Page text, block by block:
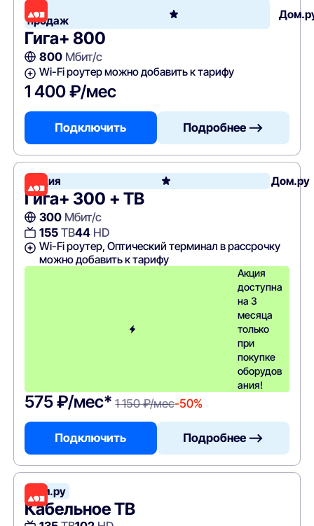
Хит
продаж
Гига+ 800
800Мбит/с
Wi-Fi роутер можно добавить к тарифу
1 400 ₽/мес
Подключить Подробнее —>
Акция Дом.ру
Гига+ 300 + ТВ
300Мбит/с
155ТВ44HD
Wi-Fi роутер, Оптический терминал в рассрочку
можно добавить к тарифу
Акция
доступна
на 3
месяца
только
при
покупке
оборудов
ания!
575 ₽/мес* 1 150 ₽/мес-50%
Подключить Подробнее —>
Дом.ру
Кабельное ТВ